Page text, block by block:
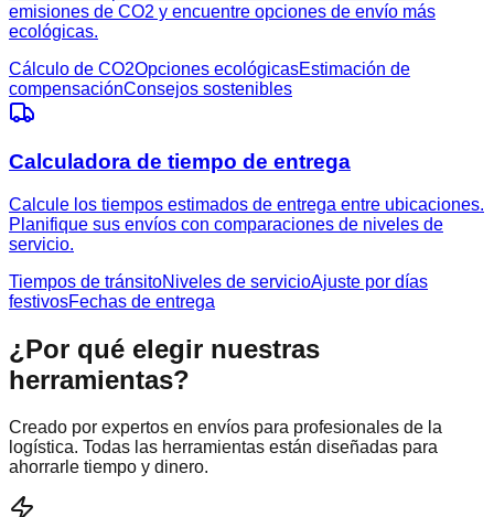
emisiones de CO2 y encuentre opciones de envío más
ecológicas.
Cálculo de CO2Opciones ecológicasEstimación de
compensaciónConsejos sostenibles
Calculadora de tiempo de entrega
Calcule los tiempos estimados de entrega entre ubicaciones.
Planifique sus envíos con comparaciones de niveles de
servicio.
Tiempos de tránsitoNiveles de servicioAjuste por días
festivosFechas de entrega
¿Por qué elegir nuestras
herramientas?
Creado por expertos en envíos para profesionales de la
logística. Todas las herramientas están diseñadas para
ahorrarle tiempo y dinero.